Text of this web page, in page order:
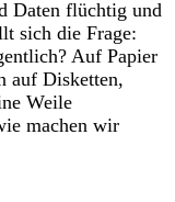
Daten flüchtig und
sich die Frage:
Auf Papier
auf Disketten,
Weile
machen wir